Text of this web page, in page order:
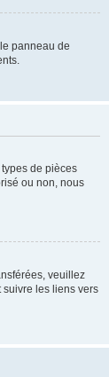
panneau de
de pièces
ou non, nous
veuillez
suivre les liens vers